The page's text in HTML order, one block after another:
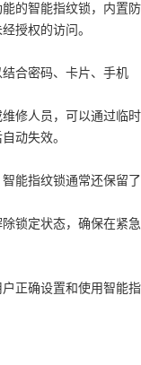
的智能指纹锁，内置防
授权的访问。
合密码、卡片、手机
修人员，可以通过临时
动失效。
能指纹锁通常还保留了
锁定状态，确保在紧急
正确设置和使用智能指